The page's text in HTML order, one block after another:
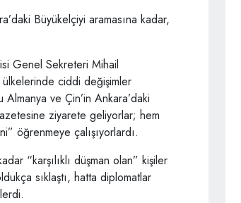
Büyükelçiyi aramasına kadar,
Genel Sekreteri Mihail
ülkelerinde ciddi değişimler
ve Çin’in Ankara’daki
ziyarete geliyorlar; hem
öğrenmeye çalışıyorlardı.
“karşılıklı düşman olan” kişiler
sıklaştı, hatta diplomatlar